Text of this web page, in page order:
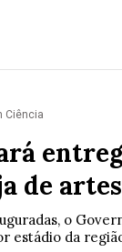
Ciência
de
o
estádio da